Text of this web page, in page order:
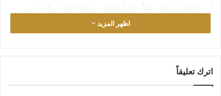
يرفعها إذا شاء أن يرفعها، ثم تكون ملكاً جبرية، فتكون ما شاء الله أن
تكون، ثم يرفعها إذا شاء أن يرفعها، ثم تكون خلافة على منهاج نبوة)،
يعتبر هذا الحديث عمدة الطاعنين في (المُلك). ولعله المستند الوحيد
للتفريق الحاد عندهم بين الخلافة والملك، وولادة بدعة حادثة في
اظهر المزيد
اترك تعليقاً